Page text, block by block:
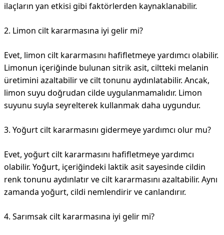
ilaçların yan etkisi gibi faktörlerden kaynaklanabilir.
2. Limon cilt kararmasına iyi gelir mi?
Evet, limon cilt kararmasını hafifletmeye yardımcı olabilir.
Limonun içeriğinde bulunan sitrik asit, ciltteki melanin
üretimini azaltabilir ve cilt tonunu aydınlatabilir. Ancak,
limon suyu doğrudan cilde uygulanmamalıdır. Limon
suyunu suyla seyrelterek kullanmak daha uygundur.
3. Yoğurt cilt kararmasını gidermeye yardımcı olur mu?
Evet, yoğurt cilt kararmasını hafifletmeye yardımcı
olabilir. Yoğurt, içeriğindeki laktik asit sayesinde cildin
renk tonunu aydınlatır ve cilt kararmasını azaltabilir. Aynı
zamanda yoğurt, cildi nemlendirir ve canlandırır.
4. Sarımsak cilt kararmasına iyi gelir mi?